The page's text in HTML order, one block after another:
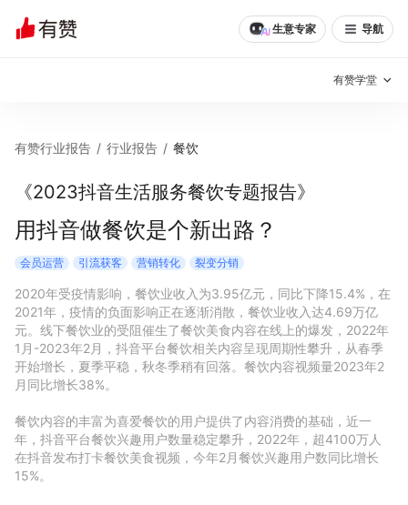
生意专家 导航
有赞学堂
有赞说增长
私域日历 增长方法
有赞说案例拆解 有赞专家说
有赞成功案例 新零售最佳实践
面对面聊增长
有赞春季发布会 实干家直播间
新零售大会
新零售私享会 门店经营增长公开课
AllValue 战略合作
有赞行业报告 / 行业报告 / 餐饮
《2023抖音生活服务餐饮专题报告》
用抖音做餐饮是个新出路？
会员运营 引流获客 营销转化 裂变分销
2020年受疫情影响，餐饮业收入为3.95亿元，同比下降15.4%，在
2021年，疫情的负面影响正在逐渐消散，餐饮业收入达4.69万亿
元。线下餐饮业的受阻催生了餐饮美食内容在线上的爆发，2022年
1月-2023年2月，抖音平台餐饮相关内容呈现周期性攀升，从春季
开始增长，夏季平稳，秋冬季稍有回落。餐饮内容视频量2023年2
月同比增长38%。
餐饮内容的丰富为喜爱餐饮的用户提供了内容消费的基础，近一
年，抖音平台餐饮兴趣用户数量稳定攀升，2022年，超4100万人
在抖音发布打卡餐饮美食视频，今年2月餐饮兴趣用户数同比增长
15%。